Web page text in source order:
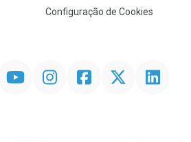
Configuração de Cookies
InstagramFacebook Linkedin